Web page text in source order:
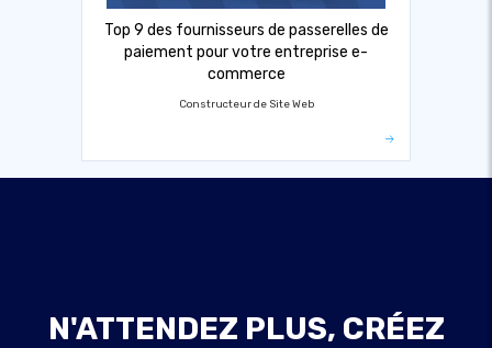
Top 9 des fournisseurs de passerelles de
paiement pour votre entreprise e-
commerce
Constructeur de Site Web
N'ATTENDEZ PLUS, CRÉEZ